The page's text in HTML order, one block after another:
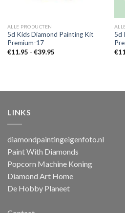
ALLE PRODUCTEN
5d Kids Diamond Painting Kit
Premium-17
€11.95 - €39.95Prijsklasse:
5d
€
LINKS
diamondpaintingeigenfoto.nl
Paint With Diamonds
Popcorn Machine Koning
Diamond Art Home
De Hobby Planeet